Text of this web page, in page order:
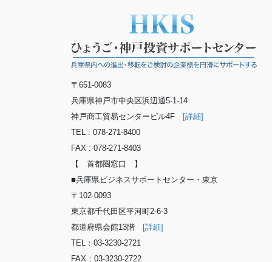
〒651-0083
兵庫県神戸市中央区浜辺通5-1-14
神戸商工貿易センタービル4F
[詳細]
TEL : 078-271-8400
FAX : 078-271-8403
【 首都圏窓口 】
■兵庫県ビジネスサポートセンター・東京
〒102-0093
東京都千代田区平河町2-6-3
都道府県会館13階
[詳細]
TEL：03-3230-2721
FAX：03-3230-2722